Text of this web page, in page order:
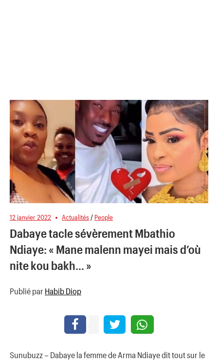
12 janvier 2022 Actualités / People
Dabaye tacle sévèrement Mbathio
Ndiaye: « Mane malenn mayei mais d’où
nite kou bakh… »
Publié par Habib Diop
Sunubuzz – Dabaye la femme de Arma Ndiaye dit tout sur le